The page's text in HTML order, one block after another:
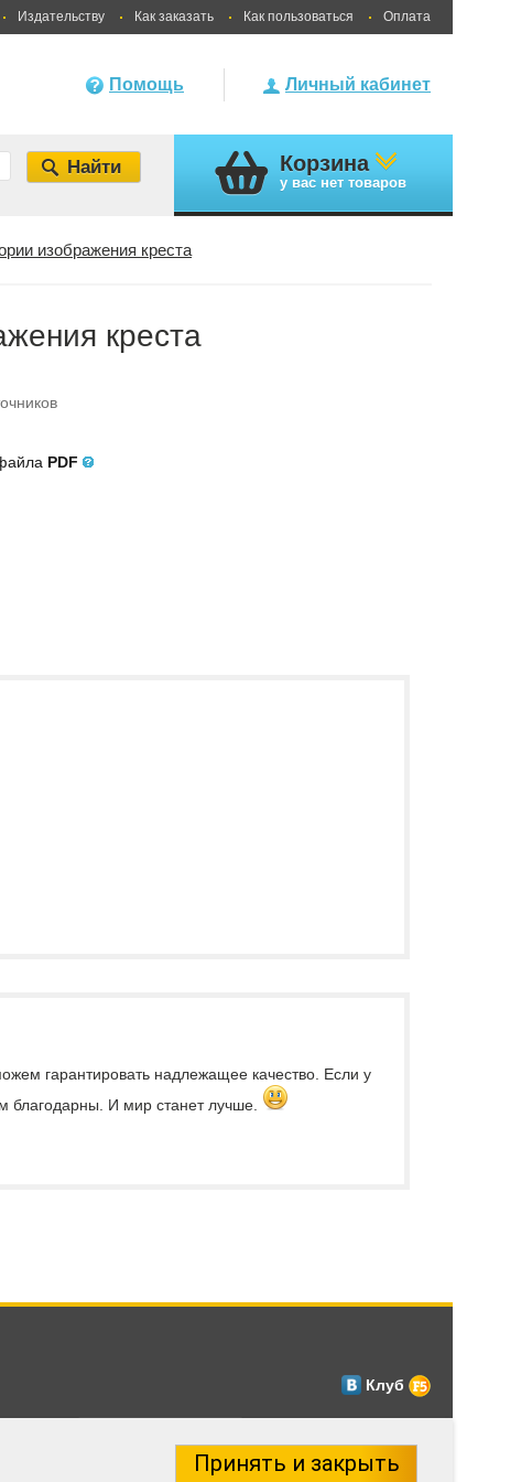
Издательству Как заказать Как пользоваться Оплата
Личный кабинет
Помощь
Корзина
у вас нет товаров
изображения креста
креста
PDF
гарантировать надлежащее качество. Если у
благодарны. И мир станет лучше.
Клуб
Принять и закрыть